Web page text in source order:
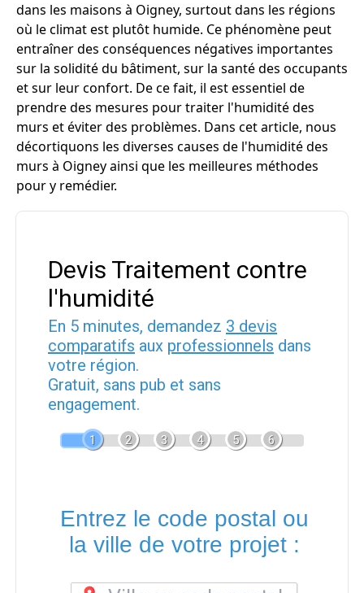
dans les maisons à Oigney, surtout dans les régions
où le climat est plutôt humide. Ce phénomène peut
entraîner des conséquences négatives importantes
sur la solidité du bâtiment, sur la santé des occupants
et sur leur confort. De ce fait, il est essentiel de
prendre des mesures pour traiter l'humidité des
murs et éviter des problèmes. Dans cet article, nous
décortiquons les diverses causes de l'humidité des
murs à Oigney ainsi que les meilleures méthodes
pour y remédier.
Devis Traitement contre
l'humidité
En 5 minutes, demandez 3 devis
comparatifs aux professionnels dans
votre région.
Gratuit, sans pub et sans
engagement.
1 2 3 4 5 6
Entrez le code postal ou
la ville de votre projet :